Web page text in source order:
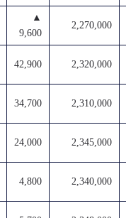
▲
9,600
2,270,000
42,900 2,320,000
34,700 2,310,000
24,000 2,345,000
4,800 2,340,000